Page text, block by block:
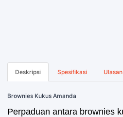
Deskripsi Spesifikasi
Brownies Kukus Amanda
Perpaduan antara brownies